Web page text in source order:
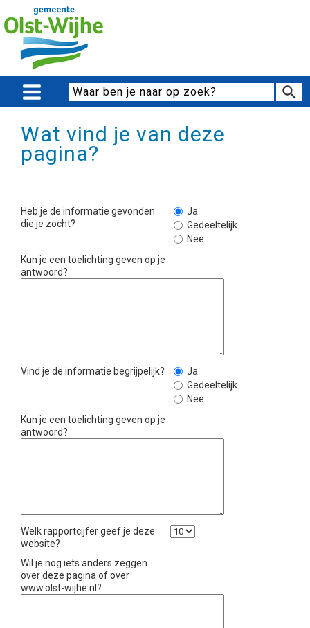
Wat vind je van deze
pagina?
Heb je de informatie gevonden
die je zocht?
Ja
Gedeeltelijk
Nee
Kun je een toelichting geven op je
antwoord?
Vind je de informatie begrijpelijk?
Ja
Gedeeltelijk
Nee
Kun je een toelichting geven op je
antwoord?
Welk rapportcijfer geef je deze
website?
Wil je nog iets anders zeggen
over deze pagina of over
www.olst-wijhe.nl?